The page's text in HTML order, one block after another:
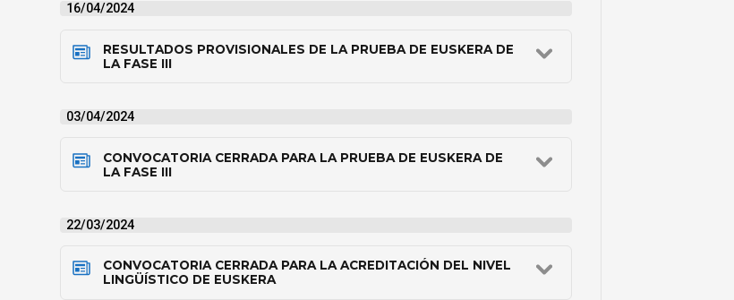
16/04/2024
RESULTADOS PROVISIONALES DE LA PRUEBA DE EUSKERA DE
LA FASE III
03/04/2024
CONVOCATORIA CERRADA PARA LA PRUEBA DE EUSKERA DE
LA FASE III
22/03/2024
CONVOCATORIA CERRADA PARA LA ACREDITACIÓN DEL NIVEL
LINGÜÍSTICO DE EUSKERA